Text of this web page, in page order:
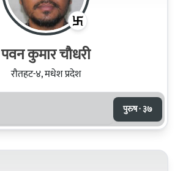
पवन कुमार चौधरी
रौतहट-४, मधेश प्रदेश
पुरुष · ३७